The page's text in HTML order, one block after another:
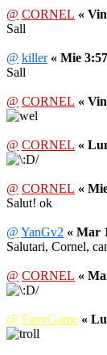
@ CORNEL «
Sall
@ killer « Mie
Sall
@ CORNEL «
@ CORNEL «
@ CORNEL «
Salut! ok
@ YanGv2 « Mar
Salutari, Cornel,
@ CORNEL «
@ FanyGame «